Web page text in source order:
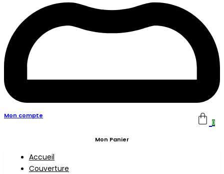
Mon compte
0
Mon Panier
Accueil
Couverture